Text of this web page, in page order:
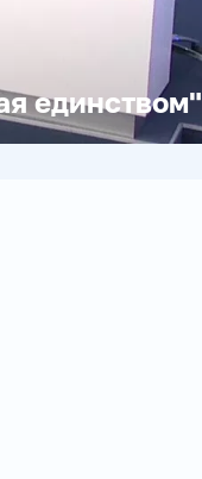
единством"